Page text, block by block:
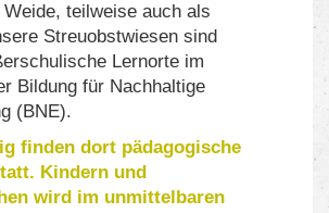
teilweise auch als
Streuobstwiesen sind
Lernorte im
Bildung für Nachhaltige
(BNE).
finden dort pädagogische
Kindern und
wird im unmittelbaren